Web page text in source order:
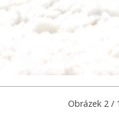
Obrázek 2 /